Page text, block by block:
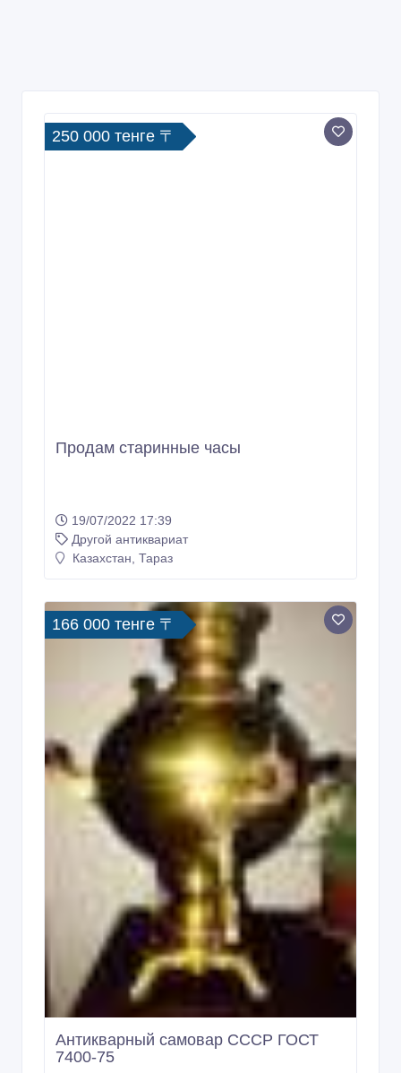
250 000 тенге 〒
Продам старинные часы
19/07/2022 17:39
Другой антиквариат
Казахстан, Тараз
166 000 тенге 〒
Антикварный самовар СССР ГОСТ
7400-75